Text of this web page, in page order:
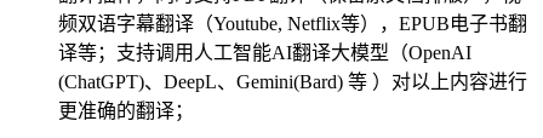
频双语字幕翻译（Youtube, Netflix等），EPUB电子书翻
译等；支持调用人工智能AI翻译大模型（OpenAI
(ChatGPT)、DeepL、Gemini(Bard) 等 ）对以上内容进行
更准确的翻译；